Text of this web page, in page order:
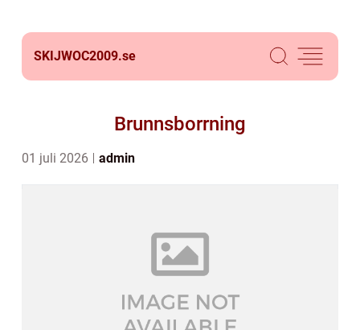
SKIJWOC2009.se
Brunnsborrning
01 juli 2026 admin